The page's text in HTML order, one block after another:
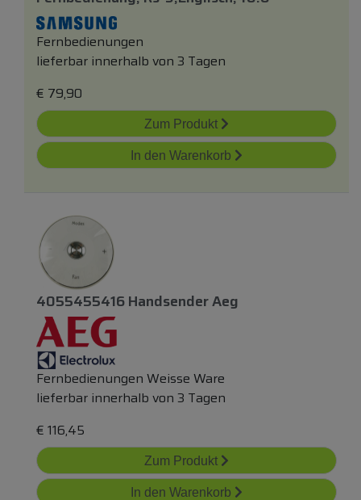
Fernbedienungen
lieferbar innerhalb von 3 Tagen
€ 79,90
Zum Produkt
In den Warenkorb
4055455416 Handsender Aeg
Fernbedienungen Weisse Ware
lieferbar innerhalb von 3 Tagen
€ 116,45
Zum Produkt
In den Warenkorb